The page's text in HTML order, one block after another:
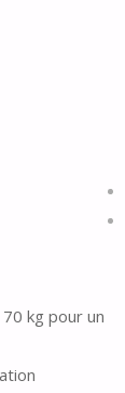
kg pour un